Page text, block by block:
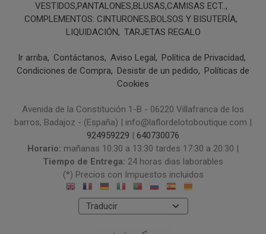
VESTIDOS,PANTALONES,BLUSAS,CAMISAS ECT..
COMPLEMENTOS: CINTURONES,BOLSOS Y BISUTERÍA
LIQUIDACIÓN
TARJETAS REGALO
Ir arriba Contáctanos Aviso Legal
Política de Privacidad
Condiciones de Compra
Desistir de un pedido
Políticas de
Cookies
Avenida de la Constitución 1-B - 06220 Villafranca de los
barros, Badajoz - (España) | info@laflordelotoboutique.com |
924959229 | 640730076
Horario: mañanas 10:30 a 13:30 tardes 17:30 a 20:30 |
Tiempo de Entrega: 24 horas dias laborables
(*) Precios con Impuestos incluidos